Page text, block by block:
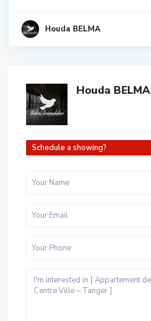
Houda BELMA
Houda BELMA
Schedule a showing?